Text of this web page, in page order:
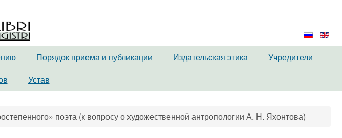
Порядок приема и публикации Издательская этика
Учредители
Устав
поэта (к вопросу о художественной антропологии А. Н. Яхонтова)